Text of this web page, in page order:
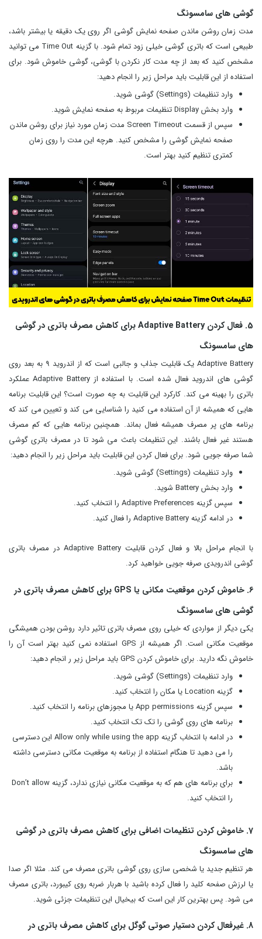
گوشی های سامسونگ
مدت زمان روشن ماندن صفحه نمایش گوشی اگر روی یک دقیقه یا بیشتر باشد،
طبیعی است که باتری گوشی خیلی زود تمام شود. با گزینه Time Out می توانید
مشخص کنید که بعد از چه مدت کار نکردن با گوشی، گوشی خاموش شود. برای
استفاده از این قابلیت باید مراحل زیر را انجام دهید:
وارد تنظیمات (Settings) گوشی شوید.
وارد بخش Display تنظیمات مربوط به صفحه نمایش شوید.
سپس از قسمت Screen Timeout مدت زمان مورد نیاز برای روشن ماندن
صفحه نمایش گوشی را مشخص کنید. هرچه این مدت را روی زمان
کمتری تنظیم کنید بهتر است.
5. فعال کردن Adaptive Battery برای کاهش مصرف باتری در گوشی
های سامسونگ
Adaptive Battery یک قابلیت جذاب و جالبی است که از اندروید 9 به بعد روی
گوشی های اندروید فعال شده است. با استفاده از Adaptive Battery عملکرد
باتری را بهینه می کند. کارکرد این قابلیت به چه صورت است؟ این قابلیت برنامه
هایی که همیشه از آن استفاده می کنید را شناسایی می کند و تعیین می کند که
برنامه های پر مصرف همیشه فعال بماند. همچنین برنامه هایی که کم مصرف
هستند غیر فعال باشند. این تنظیمات باعث می شود تا در مصرف باتری گوشی
شما صرفه جویی شود. برای فعال کردن این قابلیت باید مراحل زیر را انجام دهید:
وارد تنظیمات (Settings) گوشی شوید.
وارد بخش Battery شوید.
سپس گزینه Adaptive Preferences را انتخاب کنید.
در ادامه گزینه Adaptive Battery را فعال کنید.
با انجام مراحل بالا و فعال کردن قابلیت Adaptive Battery در مصرف باتری
گوشی اندرویدی صرفه جویی خواهید کرد.
6. خاموش کردن موقعیت مکانی یا GPS برای کاهش مصرف باتری در
گوشی های سامسونگ
یکی دیگر از مواردی که خیلی روی مصرف باتری تاثیر دارد روشن بودن همیشگی
موقعیت مکانی است. اگر همیشه از GPS استفاده نمی کنید بهتر است آن را
خاموش نگه دارید. برای خاموش کردن GPS باید مراحل زیر ر انجام دهید:
وارد تنظیمات (Settings) گوشی شوید.
گزینه Location یا مکان را انتخاب کنید.
سپس گزینه App permissions یا مجوزهای برنامه را انتخاب کنید.
برنامه های روی گوشی را تک تک انتخاب کنید.
در ادامه با انتخاب گزینه Allow only while using the app این دسترسی
را می دهید تا هنگام استفاده از برنامه به موقعیت مکانی دسترسی داشته
باشد.
برای برنامه های هم که به موقعیت مکانی نیازی ندارد، گزینه Don’t allow
را انتخاب کنید.
7. خاموش کردن تنظیمات اضافی برای کاهش مصرف باتری در گوشی
های سامسونگ
هر تنظیم جدید یا شخصی سازی روی گوشی باتری مصرف می کند. مثلا اگر صدا
یا لرزش صفحه کلید را فعال کرده باشید با هربار ضربه روی کیبورد، باتری مصرف
می شود. پس بهترین کار این است که بیخیال این تنظیمات جزئی شوید.
8. غیرفعال کردن دستیار صوتی گوگل برای کاهش مصرف باتری در